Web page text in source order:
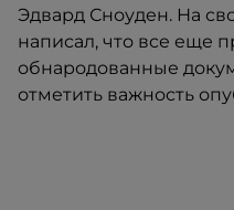
Эдвард Сноуден. На
написал, что все еще
обнародованные
отметить важность